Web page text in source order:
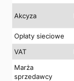
Akcyza
Opłaty sieciowe
VAT
Marża
sprzedawcy